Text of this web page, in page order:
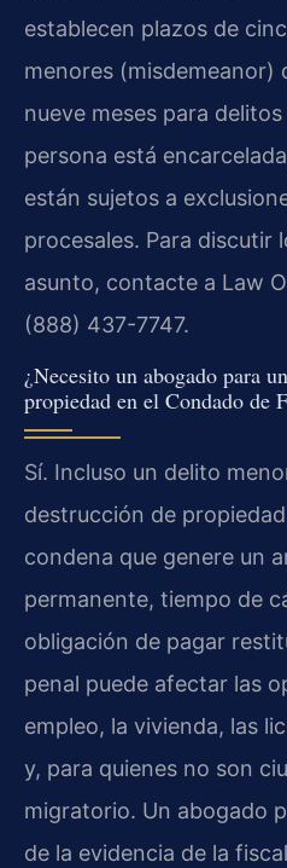
establecen plazos de
menores (misdemeanor)
nueve meses para
persona está
están sujetos a
procesales. Para discutir
asunto, contacte a Law
(888) 437-7747.
¿Necesito un abogado para
propiedad en el Condado de
Sí. Incluso un delito
destrucción de
condena que genere un
permanente, tiempo de
obligación de pagar
penal puede afectar las
empleo, la vivienda, las
y, para quienes no son
migratorio. Un abogado
de la evidencia de la